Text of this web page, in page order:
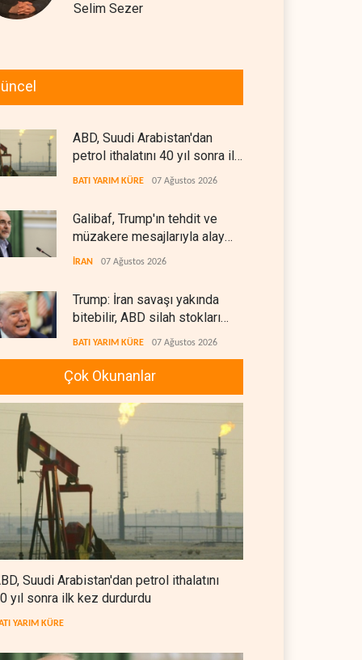
Selim Sezer
ABD, Suudi Arabistan'dan
petrol ithalatını 40 yıl sonra ilk
kez durdurdu
BATI YARIM KÜRE 07 Ağustos 2026
Galibaf, Trump'ın tehdit ve
müzakere mesajlarıyla alay
etti
İRAN 07 Ağustos 2026
Trump: İran savaşı yakında
bitebilir, ABD silah stokları
zorlanıyor
BATI YARIM KÜRE 07 Ağustos 2026
İsrail ordusunda helikopter
krizi
07 Ağustos 2026
Gazze'nin yeniden inşası
yerine askeri üs projesi
UNICEF: Gazze'de ateşkesten
bu yana 300 çocuk öldürüldü
FİLİSTİN 07 Ağustos 2026
Çok Okunanlar
Suudi Arabistan'dan petrol ithalatını
yıl sonra ilk kez durdurdu
YARIM KÜRE